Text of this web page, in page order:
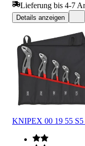
Lieferung bis 4-7
Details anzeigen
KNIPEX 00 19 55